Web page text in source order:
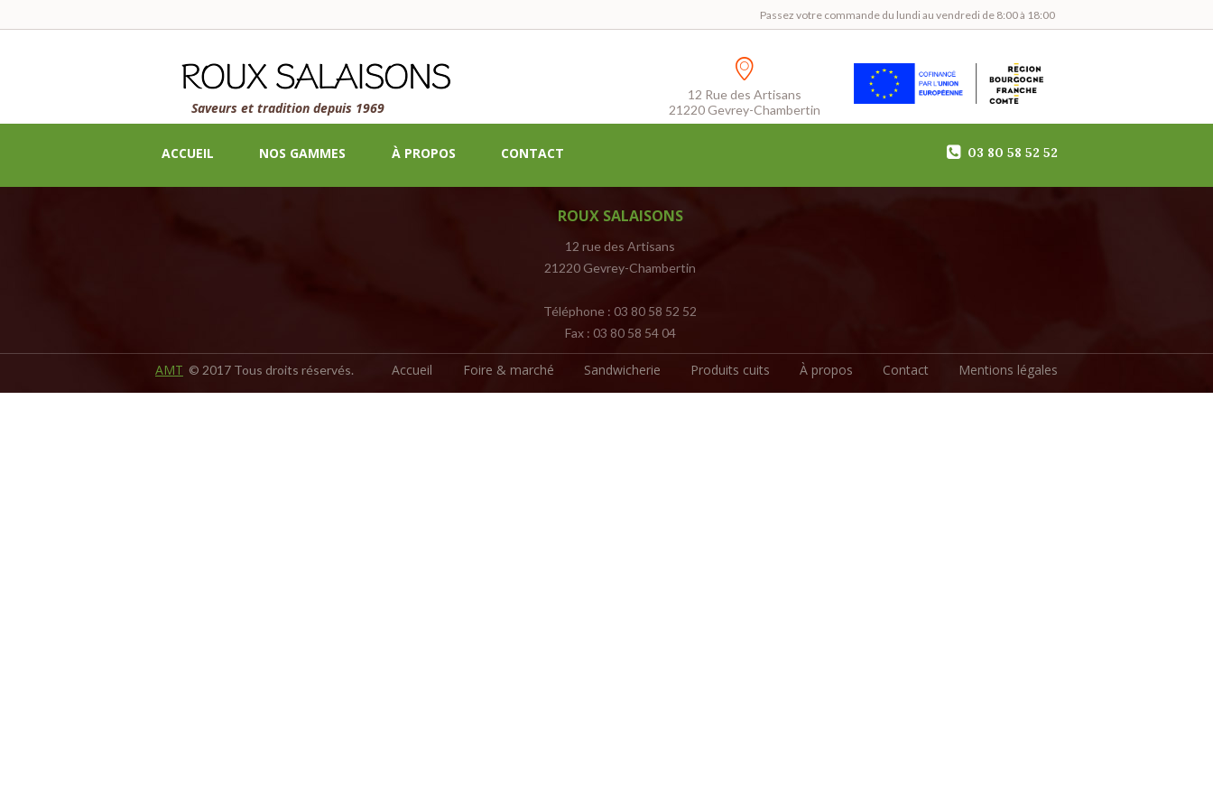
Passez votre commande du lundi au vendredi de 8:00 à 18:00
Saveurs et tradition depuis 1969
12 Rue des Artisans
21220 Gevrey-Chambertin
ACCUEIL NOS GAMMES À PROPOS CONTACT 03 80 58 52 52
ROUX SALAISONS
12 rue des Artisans
21220 Gevrey-Chambertin
Téléphone : 03 80 58 52 52
Fax : 03 80 58 54 04
Accueil Foire & marché Sandwicherie Produits cuits À propos Contact Mentions légales
AMT © 2017 Tous droits réservés.